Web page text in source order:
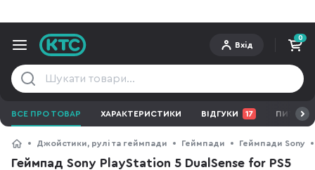
Вхід
0
ВСЕ ПРО ТОВАР ХАРАКТЕРИСТИКИ ВІДГУКИ 17
Джойстики, рулі та геймпади Геймпади Геймпади Sony
Геймпад Sony PlayStation 5 DualSense for PS5